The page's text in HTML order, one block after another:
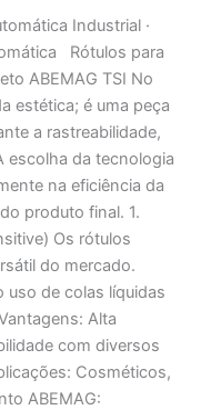
Industrial ·
Rótulos para
ABEMAG TSI No
estética; é uma peça
a rastreabilidade,
escolha da tecnologia
na eficiência da
produto final. 1.
Os rótulos
do mercado.
de colas líquidas
Alta
com diversos
Cosméticos,
ABEMAG: